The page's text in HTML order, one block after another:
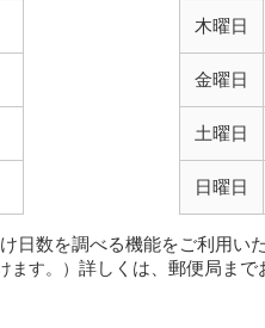
木曜日
金曜日
土曜日
日曜日
数を調べる機能をご利用い
ます。）詳しくは、郵便局まで